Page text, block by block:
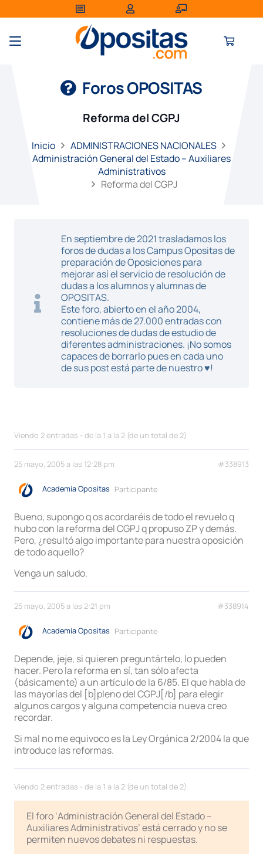
Foros OPOSITAS
Reforma del CGPJ
Inicio
ADMINISTRACIONES NACIONALES
Administración General del Estado – Auxiliares
Administrativos
Reforma del CGPJ
En septiembre de 2021 trasladamos los
foros de dudas a los Campus Opositas de
preparación de Oposiciones para
mejorar así el servicio de resolución de
dudas a los alumnos y alumnas de
OPOSITAS.
Este foro, abierto en el año 2004,
contiene más de 27.000 entradas con
resoluciones de dudas de estudio de
diferentes administraciones. ¡No somos
capaces de borrarlo pues en cada uno
de sus post está parte de nuestro ♥!
Viendo 2 entradas - de la 1 a la 2 (de un total de 2)
25 mayo, 2005 a las 12:28 pm #338913
Academia Opositas Participante
Bueno, supongo q os acordaréis de todo el revuelo q
hubo con la reforma del CGPJ q propuso ZP y demás.
Pero, ¿resultó algo importante para nuestra oposición
de todo aquello?
Venga un saludo.
25 mayo, 2005 a las 2:21 pm #338914
Academia Opositas Participante
Depende, jeje, si quieren preguntártelo, lo pueden
hacer. Pero la reforma en sí, tan sólo afecta
(básicamente) a un artículo de la 6/85. El que habla de
las mayorías del [b]pleno del CGPJ[/b] para elegir
algunos cargos y alguna competencia nueva creo
recordar.
Si mal no me equivoco es la Ley Orgánica 2/2004 la que
introduce las reformas.
Viendo 2 entradas - de la 1 a la 2 (de un total de 2)
El foro ‘Administración General del Estado –
Auxiliares Administrativos’ está cerrado y no se
permiten nuevos debates ni respuestas.